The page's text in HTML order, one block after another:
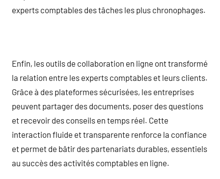
experts comptables des tâches les plus chronophages.
Enfin, les outils de collaboration en ligne ont transformé
la relation entre les experts comptables et leurs clients.
Grâce à des plateformes sécurisées, les entreprises
peuvent partager des documents, poser des questions
et recevoir des conseils en temps réel. Cette
interaction fluide et transparente renforce la confiance
et permet de bâtir des partenariats durables, essentiels
au succès des activités comptables en ligne.